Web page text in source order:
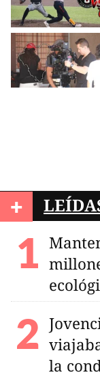
+
la